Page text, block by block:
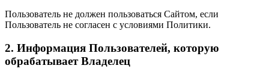
Пользователь не должен пользоваться Сайтом, если
Пользователь не согласен с условиями Политики.
2. Информация Пользователей, которую
обрабатывает Владелец